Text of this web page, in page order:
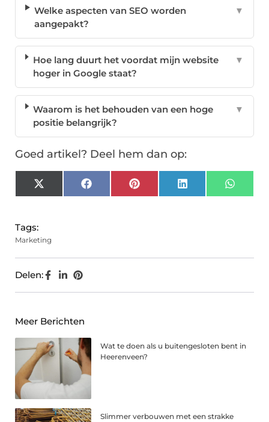
Welke aspecten van SEO worden
aangepakt?
▼
Hoe lang duurt het voordat mijn website
hoger in Google staat?
▼
Waarom is het behouden van een hoge
positie belangrijk?
▼
Goed artikel? Deel hem dan op:
X
(Twitter)
FacebookPinterest LinkedIn
Tags:
Marketing
Delen:
Meer Berichten
Wat te doen als u buitengesloten bent in
Heerenveen?
Slimmer verbouwen met een strakke